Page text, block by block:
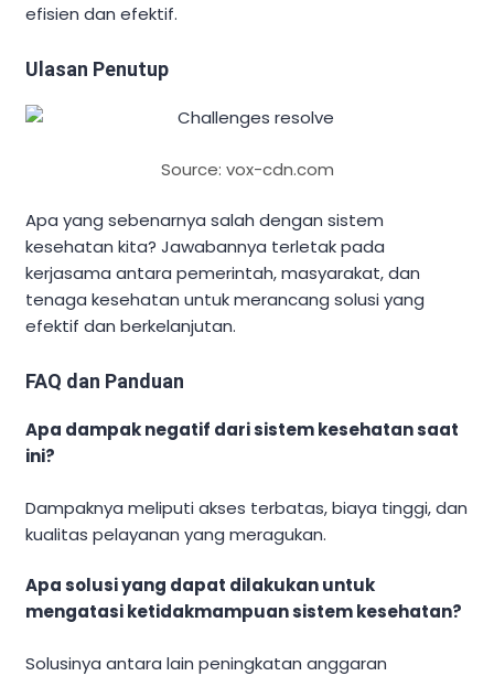
efisien dan efektif.
Ulasan Penutup
Source: vox-cdn.com
Apa yang sebenarnya salah dengan sistem
kesehatan kita? Jawabannya terletak pada
kerjasama antara pemerintah, masyarakat, dan
tenaga kesehatan untuk merancang solusi yang
efektif dan berkelanjutan.
FAQ dan Panduan
Apa dampak negatif dari sistem kesehatan saat
ini?
Dampaknya meliputi akses terbatas, biaya tinggi, dan
kualitas pelayanan yang meragukan.
Apa solusi yang dapat dilakukan untuk
mengatasi ketidakmampuan sistem kesehatan?
Solusinya antara lain peningkatan anggaran